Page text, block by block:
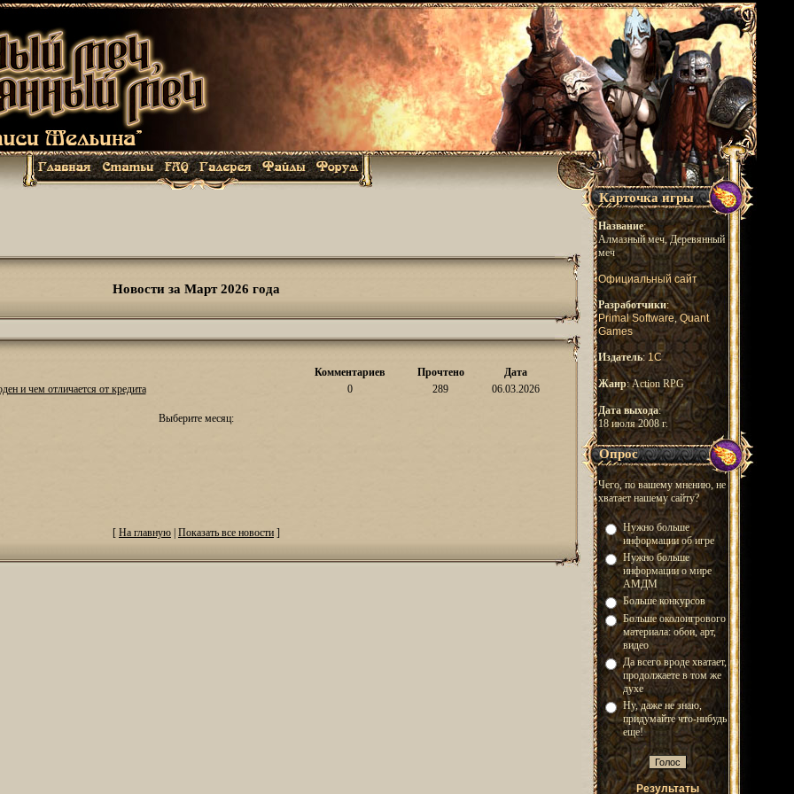
Новости за Март 2026 года
Комментариев Прочтено
Дата
и чем отличается от кредита
0 289 06.03.2026
Выберите месяц:
[ На главную Показать все новости ]
Карточка игры
Название:
Алмазный меч, Деревянный
меч
Официальный сайт
Разработчики:
Primal Software,Quant
Games
Издатель: 1С
Жанр: Action RPG
Дата выхода:
18 июля 2008 г.
Опрос
Чего, по вашему мнению, не
хватает нашему сайту?
Нужно больше
информации об игре
Нужно больше
информации о мире
АМДМ
Больше конкурсов
Больше околоигрового
материала: обои, арт,
видео
Да всего вроде хватает,
продолжаете в том же
духе
Ну, даже не знаю,
придумайте что-нибудь
еще!
Результаты